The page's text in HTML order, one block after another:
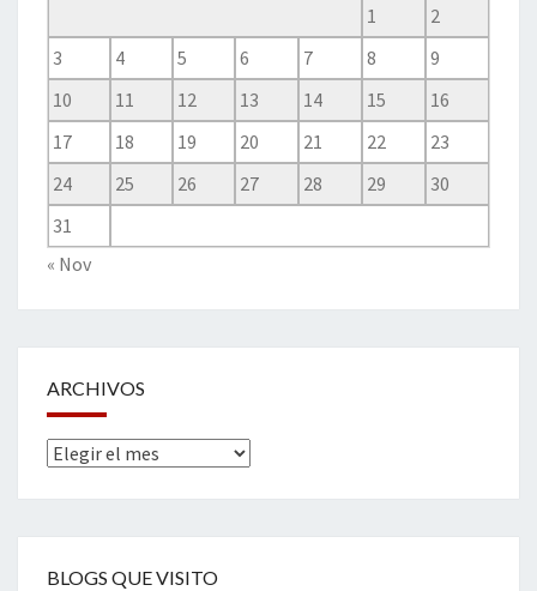
1
2
3
4 5 6 7 8
9
10
11 12 13 14 15
16
17
18 19 20 21 22
23
24
25 26 27 28 29
30
31
« Nov
ARCHIVOS
Archivos
BLOGS QUE VISITO